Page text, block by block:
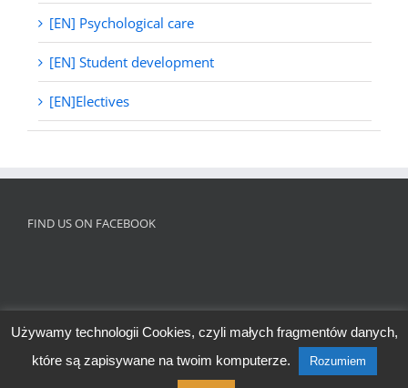
[EN] Psychological care
[EN] Student development
[EN]Electives
FIND US ON FACEBOOK
Copyright 2015-16 @IB World School 1531 Raszyńska | Materialised
Używamy technologii Cookies, czyli małych fragmentów danych,
które są zapisywane na twoim komputerze.
Rozumiem